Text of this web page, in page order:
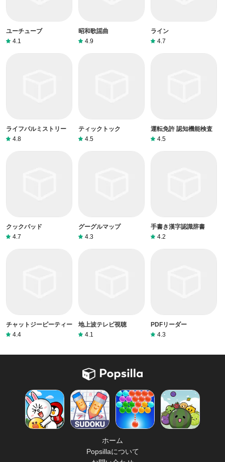
ユーチューブ
4.1
昭和歌謡曲
4.9
ライン
4.7
ライフパルミストリー
4.8
ティックトック
4.5
運転免許 認知機能検査
4.5
クックパッド
4.7
グーグルマップ
4.3
手書き漢字認識辞書
4.2
チャットジーピーティー
4.4
地上波テレビ視聴
4.1
PDFリーダー
4.3
ホーム
Popsillaについて